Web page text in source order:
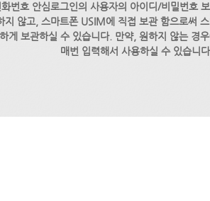
화번호 안심로그인의 사용자의 아이디/비밀번호
지 않고, 스마트폰 USIM에 직접 보관 함으로써
게 보관하실 수 있습니다. 만약, 원하지 않는 경
매번 입력해서 사용하실 수 있습니다.